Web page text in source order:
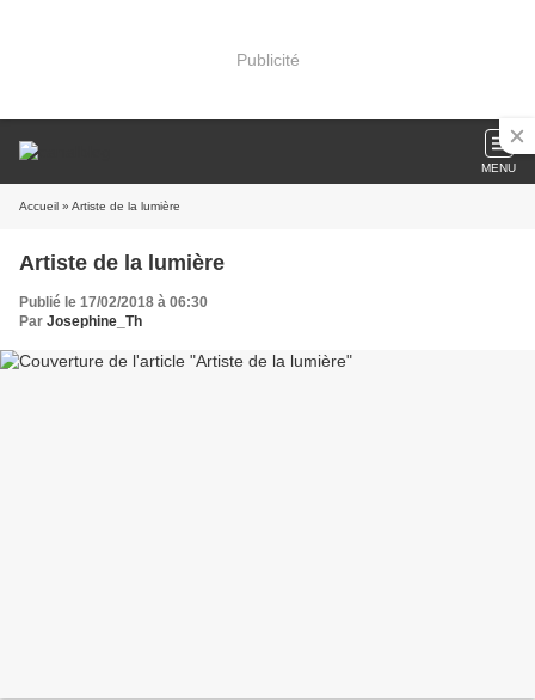
Publicité
MENU
Accueil » Artiste de la lumière
Artiste de la lumière
Publié le 17/02/2018 à 06:30
Par Josephine_Th